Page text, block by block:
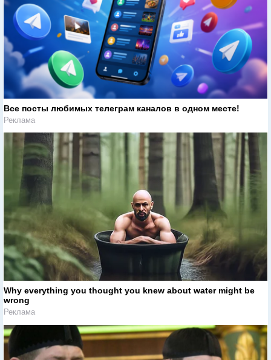
Все посты любимых телеграм каналов в одном месте!
Реклама
Why everything you thought you knew about water might be
wrong
Реклама